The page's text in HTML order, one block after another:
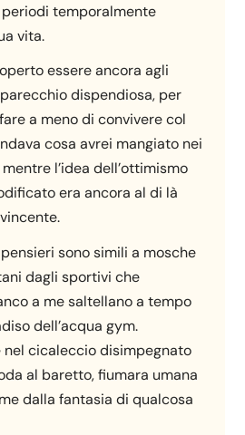
temporalmente
vita.
essere ancora agli
dispendiosa, per
a meno di convivere col
cosa avrei mangiato nei
l’idea dell’ottimismo
era ancora al di là
sono simili a mosche
dagli sportivi che
a me saltellano a tempo
dell’acqua gym.
nel cicaleccio disimpegnato
al baretto, fiumara umana
dalla fantasia di qualcosa